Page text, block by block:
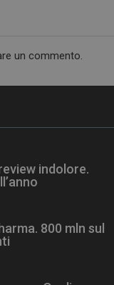
un commento.
indolore.
800 mln sul